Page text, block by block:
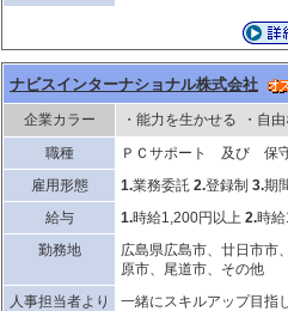
ナビスインターナショナル株式会社
企業カラー ・能力を生かせる ・自
職種
ＰＣサポート 及び 保
雇用形態
1.業務委託 2.登録制 3.期
給与
1.時給1,200円以上 2.時
勤務地
広島県広島市、廿日市市
原市、尾道市、その他
人事担当者より
一緒にスキルアップ目指